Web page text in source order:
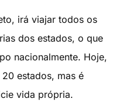
irá viajar todos os
dos estados, o que
nacionalmente. Hoje,
estados, mas é
vida própria.